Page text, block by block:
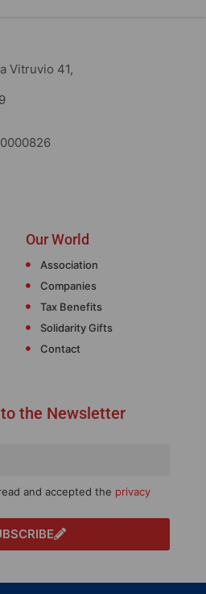
Vitruvio 41,
Our World
Association
Companies
Tax Benefits
Solidarity Gifts
Contact
the Newsletter
and accepted the privacy